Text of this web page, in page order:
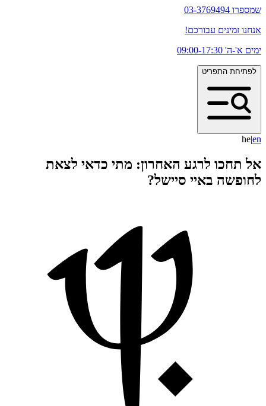
שמספרו 03-3769494
אנחנו זמינים עבורכם!
ימים א'-ה' 09:00-17:30
לפתיחת התפריט
he|en
אל תחכו לרגע האחרון: מתי כדאי לצאת
לחופשה באיי סיישל?